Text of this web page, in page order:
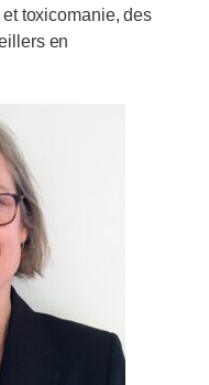
toxicomanie, des
en